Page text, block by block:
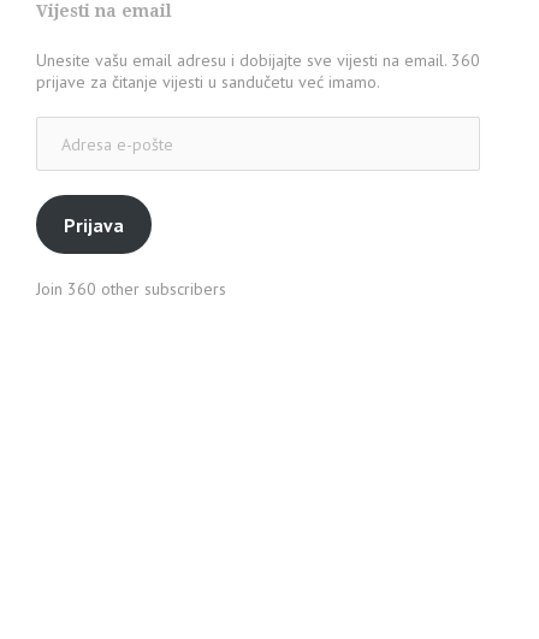
Vijesti na email
Unesite vašu email adresu i dobijajte sve vijesti na email. 360
prijave za čitanje vijesti u sandučetu već imamo.
pošte
Prijava
Join 360 other subscribers